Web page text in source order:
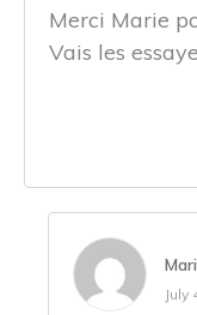
Merci Marie
Vais les
July